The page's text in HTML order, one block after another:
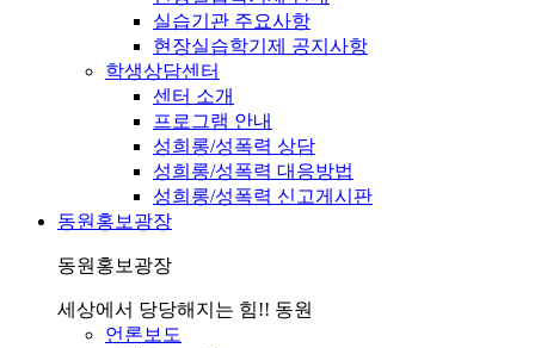
실습기관 주요사항
현장실습학기제 공지사항
학생상담센터
센터 소개
프로그램 안내
성희롱/성폭력 상담
성희롱/성폭력 대응방법
성희롱/성폭력 신고게시판
동원홍보광장
동원홍보광장
세상에서 당당해지는 힘!! 동원
언론보도